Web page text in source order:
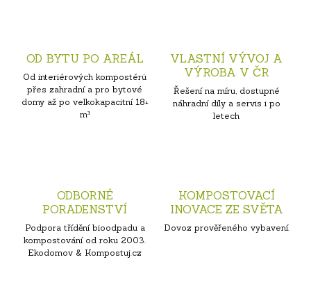
OD BYTU PO AREÁL
Od interiérových kompostérů
přes zahradní a pro bytové
domy až po velkokapacitní 18+
m³
VLASTNÍ VÝVOJ A
VÝROBA V ČR
Řešení na míru, dostupné
náhradní díly a servis i po
letech
ODBORNÉ
PORADENSTVÍ
Podpora třídění bioodpadu a
kompostování od roku 2003.
Ekodomov & Kompostuj.cz
KOMPOSTOVACÍ
INOVACE ZE SVĚTA
Dovoz prověřeného vybavení.